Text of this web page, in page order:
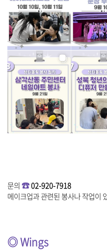
문의☎02-920-7918
메이크업과 관련된 봉사나 작업이
◎ Wings